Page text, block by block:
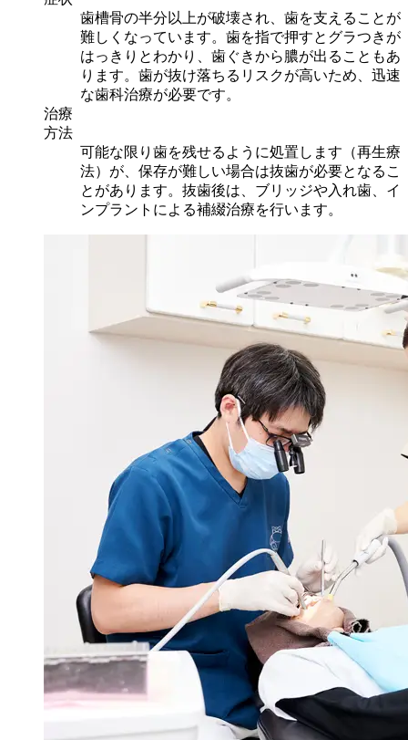
歯槽骨の半分以上が破壊され、歯を支えることが
難しくなっています。歯を指で押すとグラつきが
はっきりとわかり、歯ぐきから膿が出ることもあ
ります。歯が抜け落ちるリスクが高いため、迅速
な歯科治療が必要です。
治療
方法
可能な限り歯を残せるように処置します（再生療
法）が、保存が難しい場合は抜歯が必要となるこ
とがあります。抜歯後は、ブリッジや入れ歯、イ
ンプラントによる補綴治療を行います。